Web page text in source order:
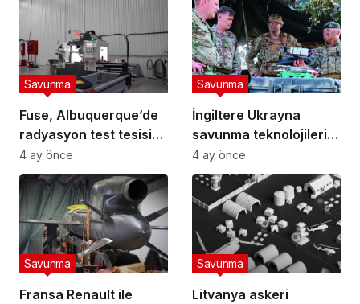
Fuse, Albuquerque’de
radyasyon test tesisi
kuruyor
Savunma
4 ay önce
İngiltere Ukrayna
savunma teknolojilerini
entegre edecek
Savunma
4 ay önce
Fransa Renault ile
Savunma
Litvanya askeri
Savunma